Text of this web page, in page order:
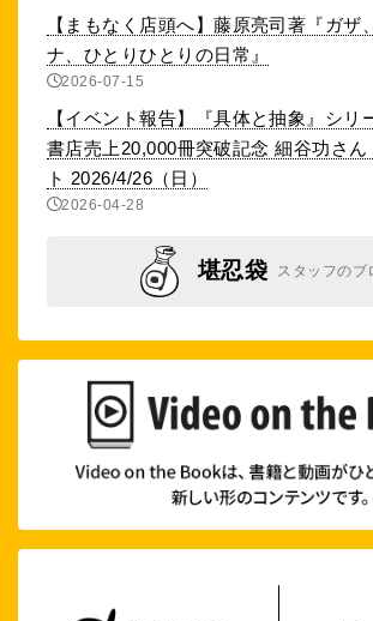
【まもなく店頭へ】藤原亮司著『ガザ
ナ、ひとりひとりの日常』
2026-07-15
【イベント報告】『具体と抽象』シリ
書店売上20,000冊突破記念 細谷功さん
ト 2026/4/26（日）
2026-04-28
堪忍袋 スタッフのブ